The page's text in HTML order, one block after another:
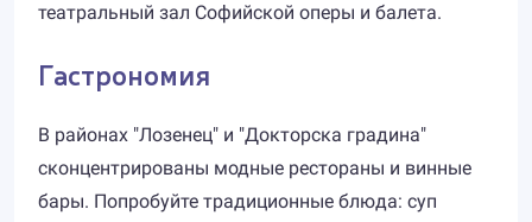
театральный зал Софийской оперы и балета.
Гастрономия
В районах "Лозенец" и "Докторска градина"
сконцентрированы модные рестораны и винные
бары. Попробуйте традиционные блюда: суп